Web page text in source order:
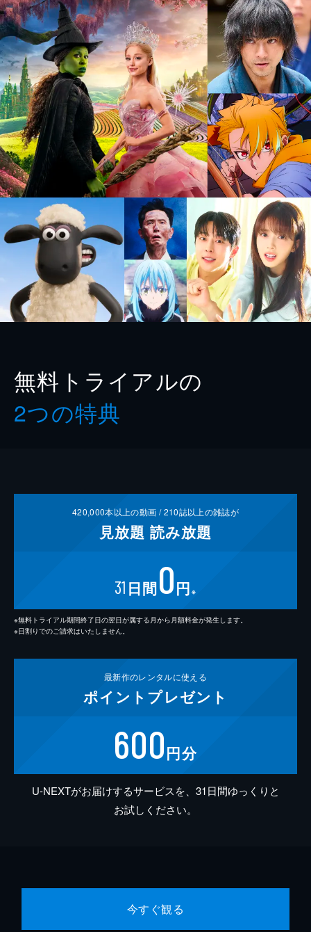
無料トライアルの
2つの特典
420,000本以上の動画 /210誌以上の雑誌が
見放題 読み放題
31 日間0円 ※
※無料トライアル期間終了日の翌日が属する月から月額料金が発生します。
※日割りでのご請求はいたしません。
最新作のレンタルに使える
ポイント プレゼント
600円分
U-NEXTがお届けするサービスを、31日間ゆっくりと
お試しください。
今すぐ観る